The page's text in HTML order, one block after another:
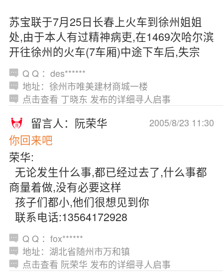
苏宝联于7月25日长春上火车到徐州姐姐
处,由于本人有过精神病吏,在1469次哈尔滨
开往徐州的火车(7车厢)中途下车后,失宗
Q Q ：des******
地址：徐州市唯美建材商城一楼
点击查看 丁晓东 发布的详细寻人启事
2005/8/23 11:30
留言人：阮荣华
你回来吧
荣华:
无论发生什么事,都已经过去了,什么事都
商量着做,没有必要这样
孩子们都小,他们很想见到你
联系电话:13564172928
Q Q ：fox******
地址：湖北省随州市万和镇
点击查看 阮荣华 发布的详细寻人启事